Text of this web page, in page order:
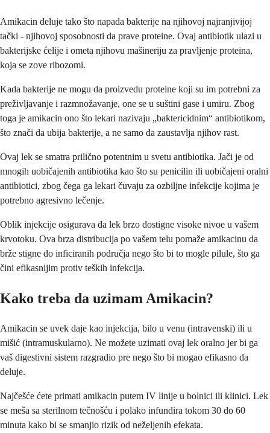
Amikacin deluje tako što napada bakterije na njihovoj najranjivijoj
tački - njihovoj sposobnosti da prave proteine. Ovaj antibiotik ulazi u
bakterijske ćelije i ometa njihovu mašineriju za pravljenje proteina,
koja se zove ribozomi.
Kada bakterije ne mogu da proizvedu proteine koji su im potrebni za
preživljavanje i razmnožavanje, one se u suštini gase i umiru. Zbog
toga je amikacin ono što lekari nazivaju „baktericidnim“ antibiotikom,
što znači da ubija bakterije, a ne samo da zaustavlja njihov rast.
Ovaj lek se smatra prilično potentnim u svetu antibiotika. Jači je od
mnogih uobičajenih antibiotika kao što su penicilin ili uobičajeni oralni
antibiotici, zbog čega ga lekari čuvaju za ozbiljne infekcije kojima je
potrebno agresivno lečenje.
Oblik injekcije osigurava da lek brzo dostigne visoke nivoe u vašem
krvotoku. Ova brza distribucija po vašem telu pomaže amikacinu da
brže stigne do inficiranih područja nego što bi to mogle pilule, što ga
čini efikasnijim protiv teških infekcija.
Kako treba da uzimam Amikacin?
Amikacin se uvek daje kao injekcija, bilo u venu (intravenski) ili u
mišić (intramuskularno). Ne možete uzimati ovaj lek oralno jer bi ga
vaš digestivni sistem razgradio pre nego što bi mogao efikasno da
deluje.
Najčešće ćete primati amikacin putem IV linije u bolnici ili klinici. Lek
se meša sa sterilnom tečnošću i polako infundira tokom 30 do 60
minuta kako bi se smanjio rizik od neželjenih efekata.